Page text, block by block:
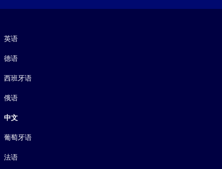
英语
德语
西班牙语
俄语
中文
葡萄牙语
法语